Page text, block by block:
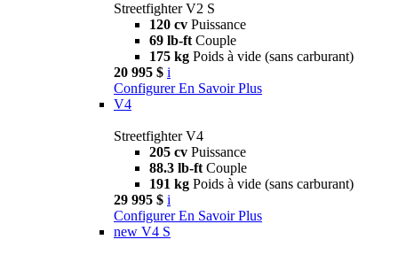
Streetfighter V2 S
120 cv Puissance
69 lb-ft Couple
175 kg Poids à vide (sans carburant)
20 995 $ i
Configurer En Savoir Plus
V4
Streetfighter V4
205 cv Puissance
88.3 lb-ft Couple
191 kg Poids à vide (sans carburant)
29 995 $ i
Configurer En Savoir Plus
new V4 S